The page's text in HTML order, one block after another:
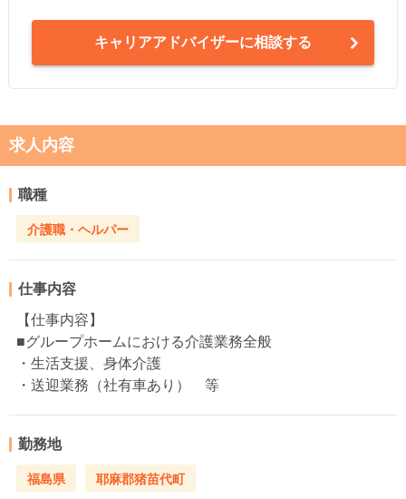
キャリアアドバイザーに相談する
求人内容
職種
介護職・ヘルパー
仕事内容
【仕事内容】
■グループホームにおける介護業務全般
・生活支援、身体介護
・送迎業務（社有車あり） 等
勤務地
福島県 耶麻郡猪苗代町